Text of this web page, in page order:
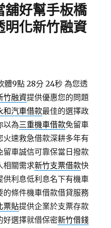
舖好幫手板橋
明化新竹融資
體9點 28分 24秒 為您透
竹融資提供優惠您的問題
和汽車借款最佳的選擇政
以為三重機車借款免留車
速救急借款深耕多年有
留車誠信可靠保當日撥款
相關需求新竹支票借款快
利息低利息名下有機車
的條件機車借款借貸服務
票貼提供企業於支票存款
好選擇就借保密新竹借錢